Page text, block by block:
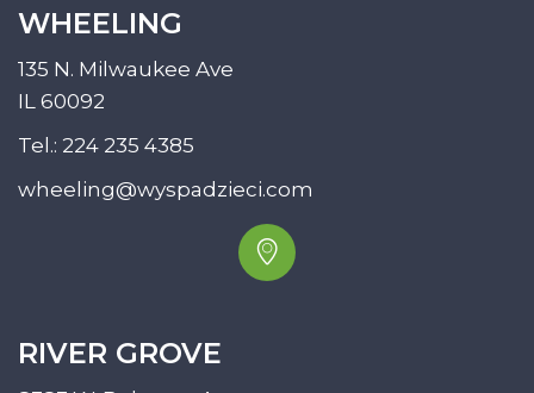
WHEELING
135 N. Milwaukee Ave
IL 60092
Tel.: 224 235 4385
wheeling@wyspadzieci.com
RIVER GROVE